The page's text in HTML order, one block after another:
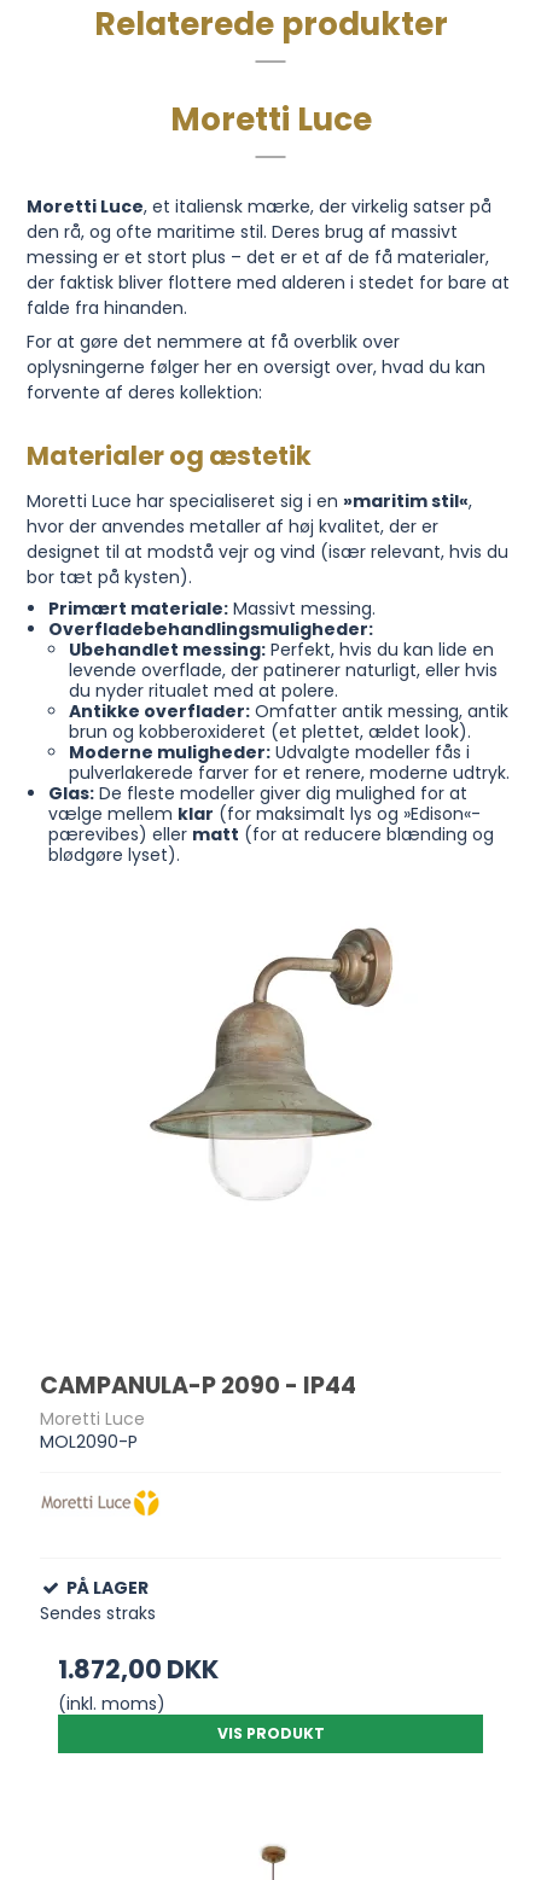
Relaterede produkter
Moretti Luce
Moretti Luce, et italiensk mærke, der virkelig satser på
den rå, og ofte maritime stil. Deres brug af massivt
messing er et stort plus – det er et af de få materialer,
der faktisk bliver flottere med alderen i stedet for bare at
falde fra hinanden.
For at gøre det nemmere at få overblik over
oplysningerne følger her en oversigt over, hvad du kan
forvente af deres kollektion:
Materialer og æstetik
Moretti Luce har specialiseret sig i en »maritim stil«,
hvor der anvendes metaller af høj kvalitet, der er
designet til at modstå vejr og vind (især relevant, hvis du
bor tæt på kysten).
Primært materiale:Massivt messing.
Overfladebehandlingsmuligheder:
Ubehandlet messing: Perfekt, hvis du kan lide en
levende overflade, der patinerer naturligt, eller hvis
du nyder ritualet med at polere.
Antikke overflader: Omfatter antik messing, antik
brun og kobberoxideret (et plettet, ældet look).
Moderne muligheder: Udvalgte modeller fås i
pulverlakerede farver for et renere, moderne udtryk.
Glas:De fleste modeller giver dig mulighed for at
vælge mellem klar (for maksimalt lys og »Edison«-
pærevibes) eller matt (for at reducere blænding og
blødgøre lyset).
CAMPANULA-P 2090 - IP44
Moretti Luce
MOL2090-P
PÅ LAGER
Sendes straks
1.872,00 DKK
(inkl. moms)
VIS PRODUKT